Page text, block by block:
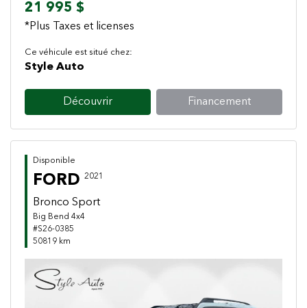
21 995 $
*Plus Taxes et licenses
Ce véhicule est situé chez:
Style Auto
Découvrir Financement
Disponible
FORD 2021
Bronco Sport
Big Bend 4x4
#S26-0385
50819 km